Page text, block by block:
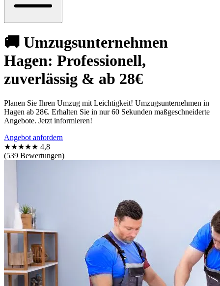
🚚 Umzugsunternehmen
Hagen: Professionell,
zuverlässig & ab 28€
Planen Sie Ihren Umzug mit Leichtigkeit! Umzugsunternehmen in
Hagen ab 28€. Erhalten Sie in nur 60 Sekunden maßgeschneiderte
Angebote. Jetzt informieren!
Angebot anfordern
★★★★★ 4,8
(539 Bewertungen)